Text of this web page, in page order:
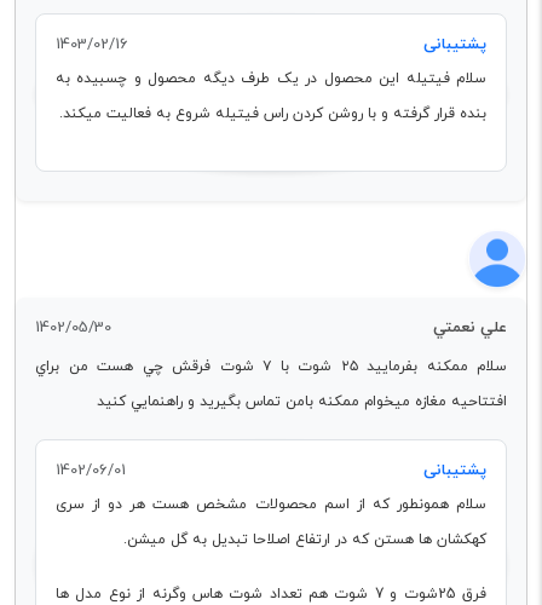
پشتیبانی 1403/02/16
سلام فیتیله این محصول در یک طرف دیگه محصول و چسبیده به
بنده قرار گرفته و با روشن کردن راس فیتیله شروع به فعالیت میکند.
علي نعمتي 1402/05/30
سلام ممكنه بفرماييد ٢٥ شوت با ٧ شوت فرقش چي هست من براي
افتتاحيه مغازه ميخوام ممكنه بامن تماس بگيريد و راهنمايي كنيد
پشتیبانی 1402/06/01
سلام همونطور که از اسم محصولات مشخص هست هر دو از سری
کهکشان ها هستن که در ارتفاع اصلاحا تبدیل به گل میشن.
فرق 25شوت و 7 شوت هم تعداد شوت هاس وگرنه از نوع مدل ها